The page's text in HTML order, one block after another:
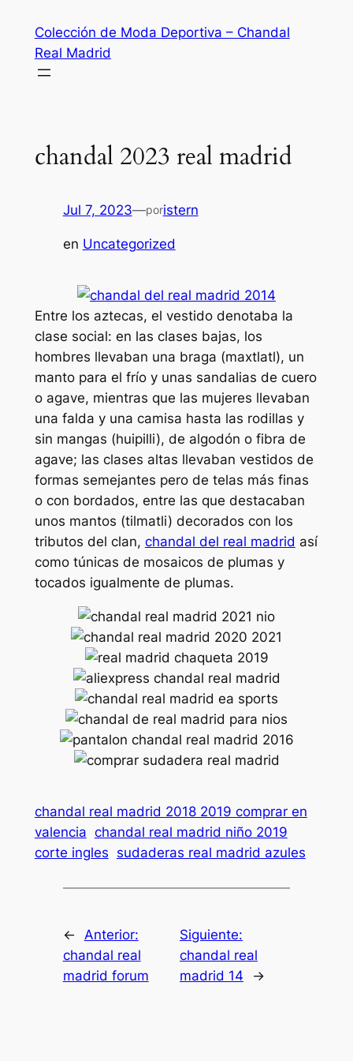
contenido
Colección de Moda Deportiva – Chandal
Real Madrid
chandal 2023 real madrid
Jul 7, 2023—poristern
en Uncategorized
Entre los aztecas, el vestido denotaba la
clase social: en las clases bajas, los
hombres llevaban una braga (maxtlatl), un
manto para el frío y unas sandalias de cuero
o agave, mientras que las mujeres llevaban
una falda y una camisa hasta las rodillas y
sin mangas (huipilli), de algodón o fibra de
agave; las clases altas llevaban vestidos de
formas semejantes pero de telas más finas
o con bordados, entre las que destacaban
unos mantos (tilmatli) decorados con los
tributos del clan, chandal del real madrid así
como túnicas de mosaicos de plumas y
tocados igualmente de plumas.
chandal real madrid 2018 2019 comprar en
valencia chandal real madrid niño 2019
corte ingles sudaderas real madrid azules
←
Anterior:
chandal real
madrid forum
Siguiente:
chandal real
madrid 14
→